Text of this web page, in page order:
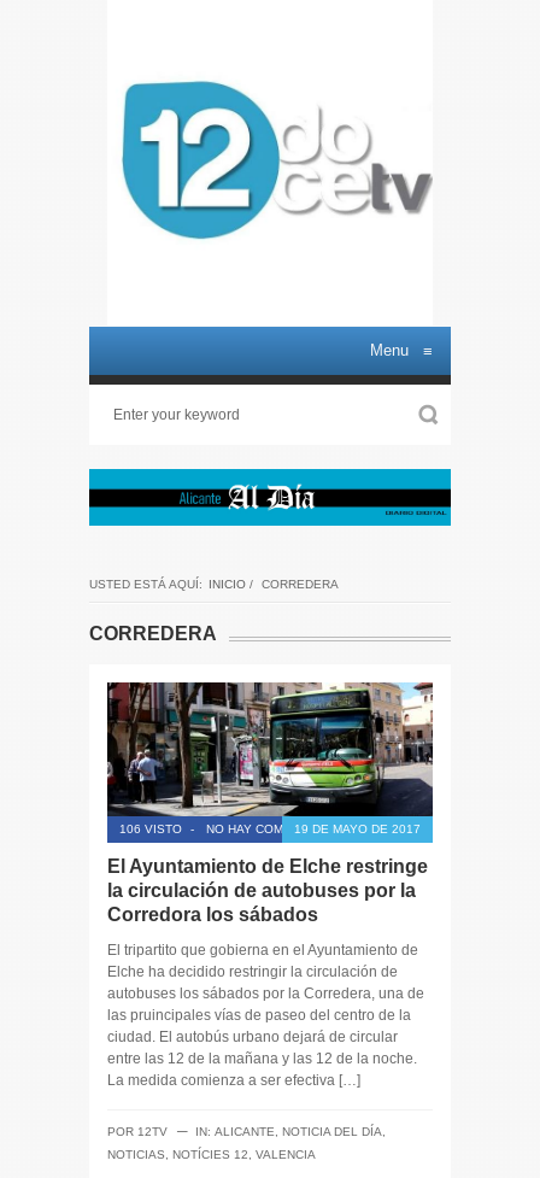
Menu ≡
USTED ESTÁ AQUÍ: INICIO / CORREDERA
CORREDERA
106 VISTO - NO HAY COMENTARIOS19 DE MAYO DE 2017
El Ayuntamiento de Elche restringe
la circulación de autobuses por la
Corredora los sábados
El tripartito que gobierna en el Ayuntamiento de
Elche ha decidido restringir la circulación de
autobuses los sábados por la Corredera, una de
las pruincipales vías de paseo del centro de la
ciudad. El autobús urbano dejará de circular
entre las 12 de la mañana y las 12 de la noche.
La medida comienza a ser efectiva […]
POR 12TV ─ IN: ALICANTE, NOTICIA DEL DÍA,
NOTICIAS, NOTÍCIES 12, VALENCIA